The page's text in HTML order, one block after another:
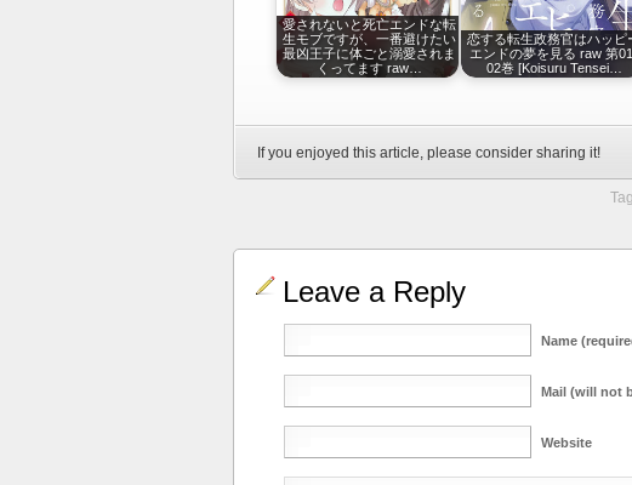
愛されないと死亡エンドな転
生モブですが、一番避けたい
最凶王子に体ごと溺愛されま
くってます raw…
恋する転生政務官はハッピ
エンドの夢を見る raw 第
02巻 [Koisuru Tensei…
If you enjoyed this article, please consider sharing it!
Leave a Reply
Name
Mail (will not
Website